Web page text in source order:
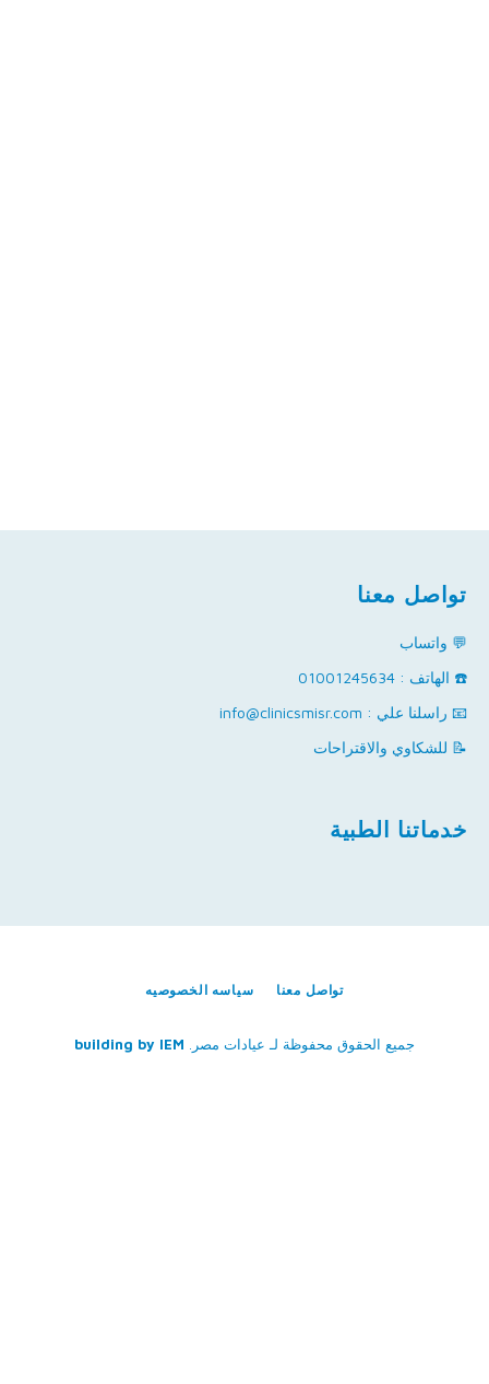
تواصل معنا
💬 واتساب
☎️ الهاتف : 01001245634
📧 راسلنا علي : info@clinicsmisr.com
📝 للشكاوي والاقتراحات
خدماتنا الطبية
تواصل معنا سياسه الخصوصيه
جميع الحقوق محفوظة لـ عيادات مصر building by IEM